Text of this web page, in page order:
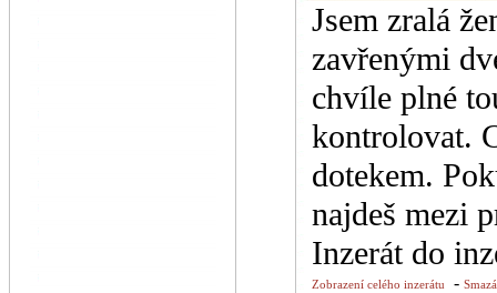
Jsem zralá
zavřenými
chvíle plné
kontrolovat.
dotekem.
najdeš mezi
Inzerát do
Zobrazení celého inzerátu -